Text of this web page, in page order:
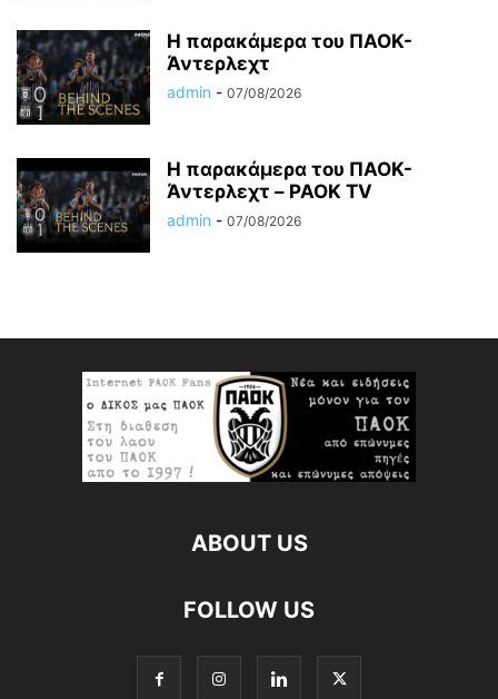
Η παρακάμερα του ΠΑΟΚ-
Άντερλεχτ
admin - 07/08/2026
Η παρακάμερα του ΠΑΟK-
Άντερλεχτ – PAOK TV
admin - 07/08/2026
ABOUT US
FOLLOW US